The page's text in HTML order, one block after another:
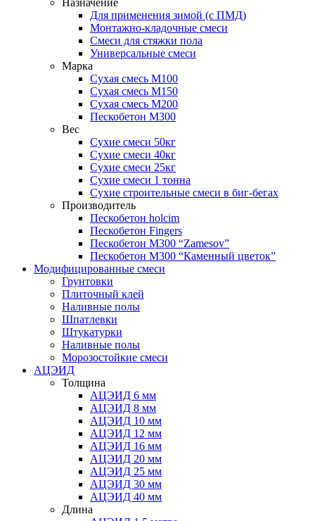
Назначение
Для применения зимой (с ПМД)
Монтажно-кладочные смеси
Смеси для стяжки пола
Универсальные смеси
Марка
Сухая смесь М100
Сухая смесь М150
Сухая смесь М200
Пескобетон М300
Вес
Сухие смеси 50кг
Сухие смеси 40кг
Сухие смеси 25кг
Сухие смеси 1 тонна
Сухие строительные смеси в биг-бегах
Производитель
Пескобетон holcim
Пескобетон Fingers
Пескобетон М300 “Zamesov”
Пескобетон М300 “Каменный цветок”
Модифицированные смеси
Грунтовки
Плиточный клей
Наливные полы
Шпатлевки
Штукатурки
Наливные полы
Морозостойкие смеси
АЦЭИД
Толщина
АЦЭИД 6 мм
АЦЭИД 8 мм
АЦЭИД 10 мм
АЦЭИД 12 мм
АЦЭИД 16 мм
АЦЭИД 20 мм
АЦЭИД 25 мм
АЦЭИД 30 мм
АЦЭИД 40 мм
Длина